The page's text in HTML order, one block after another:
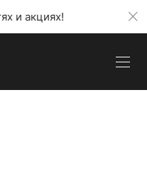
В моем телеграмм